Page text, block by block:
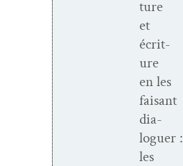
ture
et
écri­t­
ure
en les
faisant
dia­
loguer :
les